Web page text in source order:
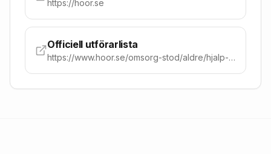
https://hoor.se
Officiell utförarlista
https://www.hoor.se/omsorg-stod/aldre/hjalp-i-hemmet-for-aldre/hemtjanst/tillfallig-vistelse-i-hoors-kommun/